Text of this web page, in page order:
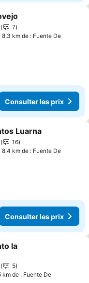
à mes favoris
7
8.3 km de : Fuente De
Consulter les prix
à mes favoris
Luarna
16
8.4 km de : Fuente De
Consulter les prix
à mes favoris
la
prix
5
km de : Fuente De